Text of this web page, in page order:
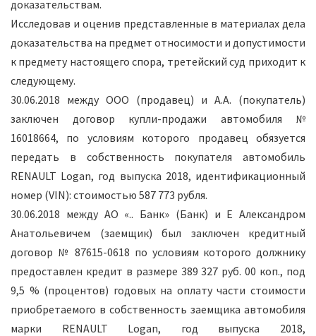
доказательствам.
Исследовав и оценив представленные в материалах дела
доказательства на предмет относимости и допустимости
к предмету настоящего спора, третейский суд приходит к
следующему.
30.06.2018 между ООО (продавец) и А.А. (покупатель)
заключен договор купли-продажи автомобиля №
16018664, по условиям которого продавец обязуется
передать в собственность покупателя автомобиль
RENAULT Logan, год выпуска 2018, идентификационный
номер (VIN): стоимостью 587 773 рубля.
30.06.2018 между АО «.. Банк» (Банк) и Е Александром
Анатольевичем (заемщик) был заключен кредитный
договор № 87615-0618 по условиям которого должнику
предоставлен кредит в размере 389 327 руб. 00 коп., под
9,5 % (процентов) годовых на оплату части стоимости
приобретаемого в собственность заемщика автомобиля
марки RENAULT Logan, год выпуска 2018,